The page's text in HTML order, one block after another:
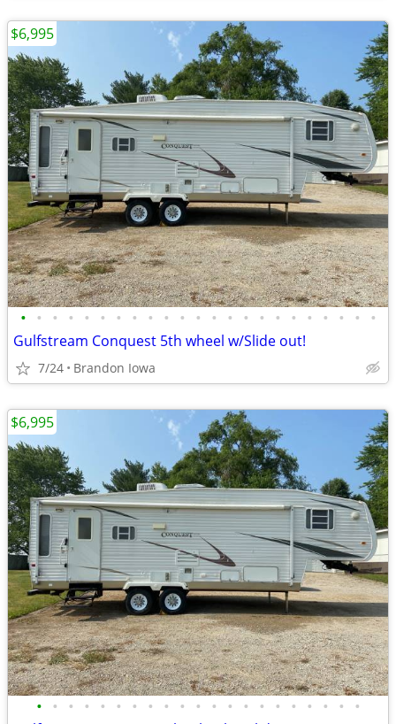
• • • • • • • • • • • • • • • • • • • • • • •
Gulfstream Conquest 5th wheel w/Slide out!
7/24 Brandon Iowa
$6,995
• • • • • • • • • • • • • • • • • • • • •
$6,995